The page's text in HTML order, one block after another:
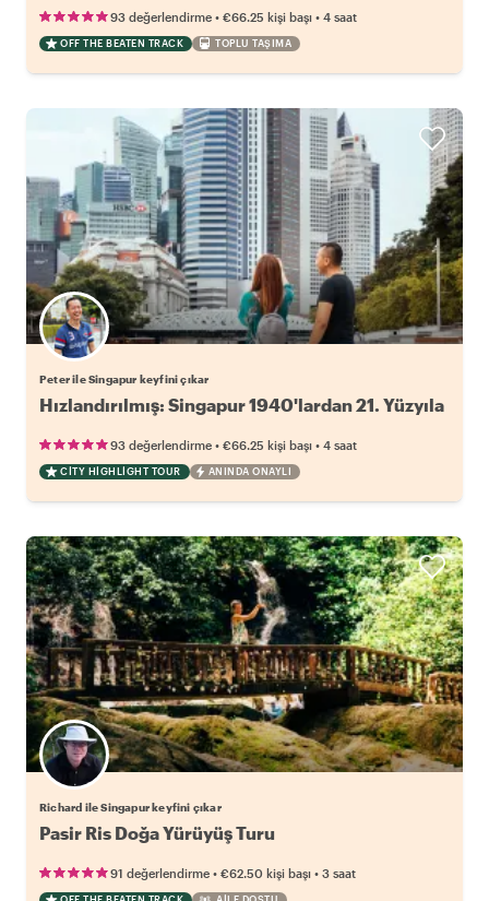
93 değerlendirme • €66.25 kişi başı • 4 saat
OFF THE BEATEN TRACK TOPLU TAŞIMA
Peter ile Singapur keyfini çıkar
Hızlandırılmış: Singapur 1940'lardan 21. Yüzyıla
93 değerlendirme • €66.25 kişi başı • 4 saat
CITY HIGHLIGHT TOUR ANINDA ONAYLI
Richard ile Singapur keyfini çıkar
Pasir Ris Doğa Yürüyüş Turu
91 değerlendirme • €62.50 kişi başı • 3 saat